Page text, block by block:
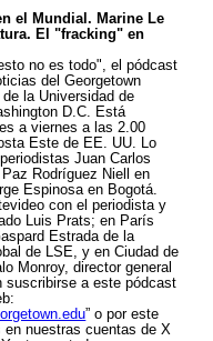
el Mundial. Marine Le
El "fracking" en
no es todo", el pódcast
del Georgetown
la Universidad de
D.C. Está
a viernes a las 2.00
Este de EE. UU. Lo
Juan Carlos
Paz Rodríguez Niell en
Espinosa en Bogotá.
con el periodista y
Luis Prats; en París
Estrada de la
de LSE, y en Ciudad de
Monroy, director general
suscribirse a este pódcast
” o por este
en nuestras cuentas de X